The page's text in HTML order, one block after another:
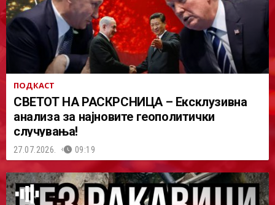
ПОДКАСТ
СВЕТОТ НА РАСКРСНИЦА – Ексклузивна
анализа за најновите геополитички
случувања!
27.07.2026. 09:19